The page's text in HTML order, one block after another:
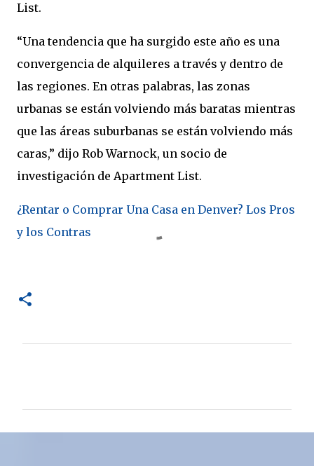
List.
“Una tendencia que ha surgido este año es una
convergencia de alquileres a través y dentro de
las regiones. En otras palabras, las zonas
urbanas se están volviendo más baratas mientras
que las áreas suburbanas se están volviendo más
caras,” dijo Rob Warnock, un socio de
investigación de Apartment List.
¿Rentar o Comprar Una Casa en Denver? Los Pros
y los Contras